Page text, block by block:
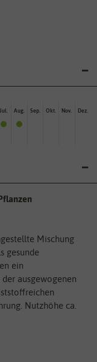
Jul. Aug. Sep. Okt. Nov. Dez.
Mischung
gesunde
ein
ausgewogenen
Nutzhöhe ca.